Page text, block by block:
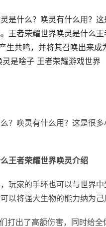
是什么？唤灵有什么用？
王者荣耀世界唤灵是什么
生共鸣，并将其召唤出来
是啥子 王者荣耀游戏世界
？唤灵有什么用？这是很
王者荣耀世界唤灵介绍
玩家的手环也可以与世界
以将强大生物的能力纳为
打出了高额伤害，同时给